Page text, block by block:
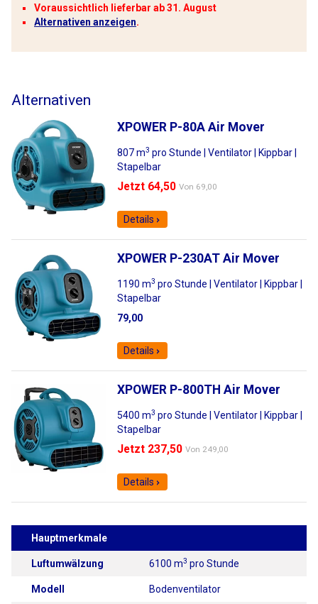
Voraussichtlich lieferbar ab 31. August
Alternativen anzeigen.
Alternativen
XPOWER P-80A Air Mover
807 m3 pro Stunde | Ventilator | Kippbar |
Stapelbar
Jetzt 64,50 Von 69,00
Details
XPOWER P-230AT Air Mover
1190 m3 pro Stunde | Ventilator | Kippbar |
Stapelbar
79,00
Details
XPOWER P-800TH Air Mover
5400 m3 pro Stunde | Ventilator | Kippbar |
Stapelbar
Jetzt 237,50 Von 249,00
Details
Hauptmerkmale
Luftumwälzung 6100 m3 pro Stunde
Modell Bodenventilator